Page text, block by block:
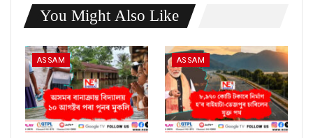
You Might Also Like
ASSAM ASSAM